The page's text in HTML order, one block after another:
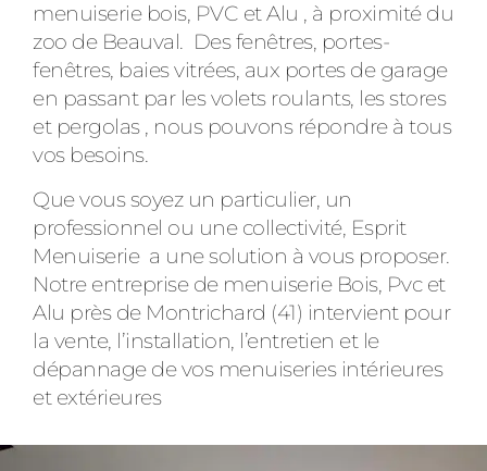
menuiserie bois, PVC et Alu , à proximité du
zoo de Beauval. Des fenêtres, portes-
fenêtres, baies vitrées, aux portes de garage
en passant par les volets roulants, les stores
et pergolas , nous pouvons répondre à tous
vos besoins.
Que vous soyez un particulier, un
professionnel ou une collectivité, Esprit
Menuiserie a une solution à vous proposer.
Notre entreprise de menuiserie Bois, Pvc et
Alu près de Montrichard (41) intervient pour
la vente, l’installation, l’entretien et le
dépannage de vos menuiseries intérieures
et extérieures